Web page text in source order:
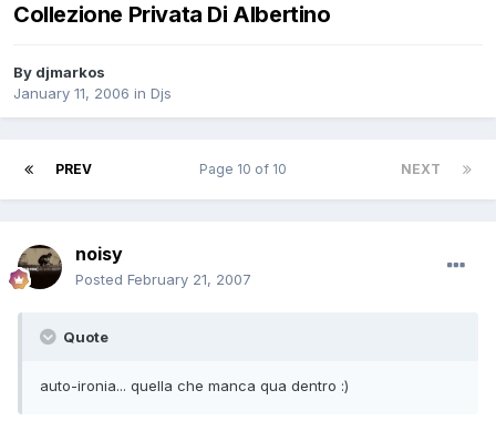
Collezione Privata Di Albertino
By djmarkos
January 11, 2006 in Djs
PREV NEXT
Page 10 of 10
noisy
Posted February 21, 2007
Quote
auto-ironia... quella che manca qua dentro :)